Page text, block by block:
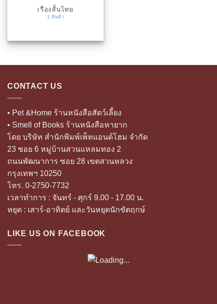
เรื่องสั้นไทย
1 สินค้า
CONTACT US
• Pet &Home ร้านหนังสือสัตว์เลี้ยง
• Smell of Books ร้านหนังสือหายาก
โดย บริษัท สำนักพิมพ์เพ็ทแอนด์โฮม จำกัด
23 ซอย 6 หมู่บ้านสวนแหลมทอง 2
ถนนพัฒนาการ ซอย 28 เขตสวนหลวง
กรุงเทพฯ 10250
โทร. 0-2750-7732
เวลาทำการ : จันทร์ - ศุกร์ 9.00 - 17.00 น.
หยุด : เสาร์-อาทิตย์ และวันหยุดนักขัตฤกษ์
LIKE US ON FACEBOOK